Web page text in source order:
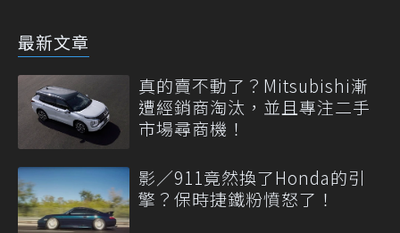
最新文章
真的賣不動了？Mitsubishi漸
遭經銷商淘汰，並且專注二手
市場尋商機！
影／911竟然換了Honda的引
擎？保時捷鐵粉憤怒了！